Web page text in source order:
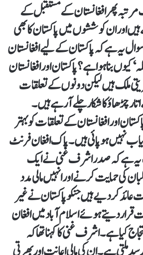
مرتبہ پھر افغانستان کے مستقبل کے
اور ان کوششوں میں پاکستان کا بھی
یہ ہے کہ پاکستان کے لیے افغانستان
کیوں بنا ہوا ہے؟ پاکستان اور افغانستان
ملک ہیں لیکن دونوں کے تعلقات
چڑھاؤ کا شکار چلے آ رہے ہیں۔
اور افغانستان کے تعلقات کو بہتر
نہیں ہو پائی ہیں۔ پاک افغان فرنٹ
یہ ہے کہ صدر اشرف غنی نے ایک
کی حمایت کرنے اور انہیں مالی مدد
کر دیے ہیں جنکو پاکستان نے غیر
قرار دیتے ہوئے اسلام آباد میں افغان
کیا ہے۔ اشرف غنی کا کہنا تھا کہ